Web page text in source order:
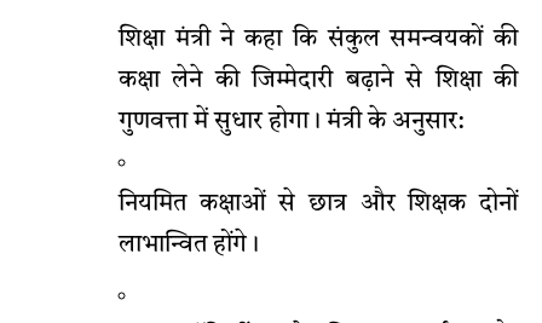
शिक्षा मंत्री ने कहा कि संकुल समन्वयकों की
कक्षा लेने की जिम्मेदारी बढ़ाने से शिक्षा की
गुणवत्ता में सुधार होगा। मंत्री के अनुसार:
नियमित कक्षाओं से छात्र और शिक्षक दोनों
लाभान्वित होंगे।